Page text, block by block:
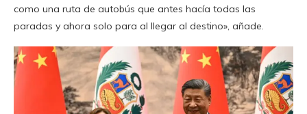
como una ruta de autobús que antes hacía todas las
paradas y ahora solo para al llegar al destino», añade.